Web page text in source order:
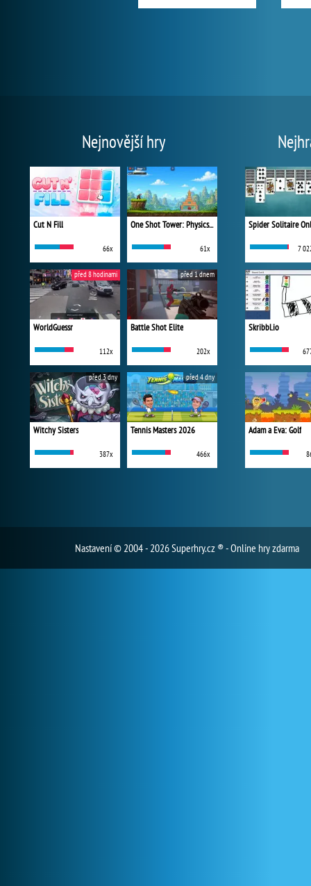
Nejnovější hry
Cut N Fill
66x
One Shot Tower: Physics Destroyer
61x
WorldGuessr
112x
před 8 hodinami
Battle Shot Elite
202x
před 1 dnem
Witchy Sisters
387x
před 3 dny
Tennis Masters 2026
466x
před 4 dny
Spider Solitaire
7
Skribbl.io
Adam a Eva: Golf
Nastavení© 2004 - 2026 Superhry.cz ® - Online hry zdarma